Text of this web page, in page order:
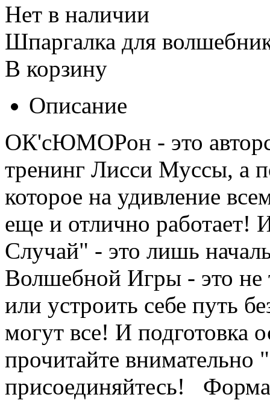
Нет в наличии
Шпаргалка для
В корзину
Описание
ОК'сЮМОРон - это
тренинг Лисси Муссы, а
которое на удивление
еще и отлично
Случай" - это лишь
Волшебной Игры - это не
или устроить себе путь
могут все! И подготовка
прочитайте
присоединяйтесь!